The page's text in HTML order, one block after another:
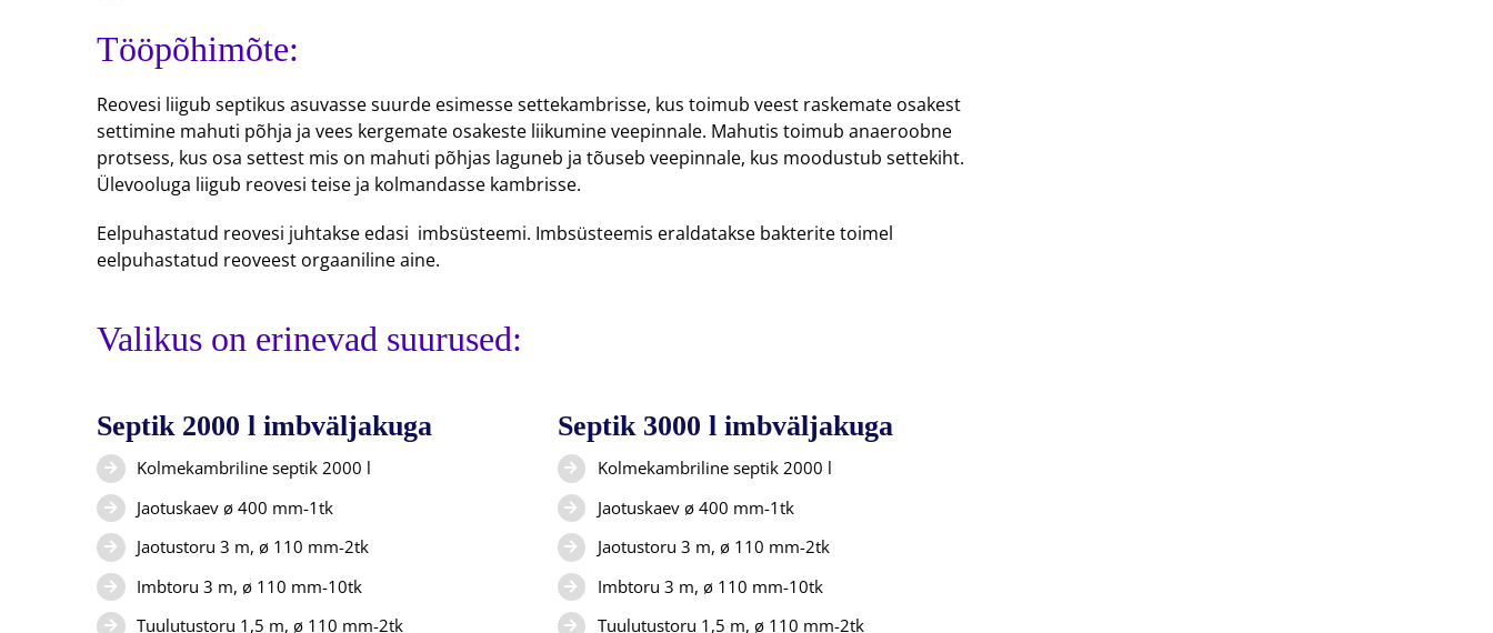
Tööpõhimõte:
Reovesi liigub septikus asuvasse suurde esimesse settekambrisse, kus toimub veest raskemate osakest
settimine mahuti põhja ja vees kergemate osakeste liikumine veepinnale. Mahutis toimub anaeroobne
protsess, kus osa settest mis on mahuti põhjas laguneb ja tõuseb veepinnale, kus moodustub settekiht.
Ülevooluga liigub reovesi teise ja kolmandasse kambrisse.
Eelpuhastatud reovesi juhtakse edasi imbsüsteemi. Imbsüsteemis eraldatakse bakterite toimel
eelpuhastatud reoveest orgaaniline aine.
Valikus on erinevad suurused:
Septik 2000 l imbväljakuga
Kolmekambriline septik 2000 l
Jaotuskaev ø 400 mm-1tk
Jaotustoru 3 m, ø 110 mm-2tk
Imbtoru 3 m, ø 110 mm-10tk
Tuulutustoru 1,5 m, ø 110 mm-2tk
Septik 3000 l imbväljakuga
Kolmekambriline septik 2000 l
Jaotuskaev ø 400 mm-1tk
Jaotustoru 3 m, ø 110 mm-2tk
Imbtoru 3 m, ø 110 mm-10tk
Tuulutustoru 1,5 m, ø 110 mm-2tk